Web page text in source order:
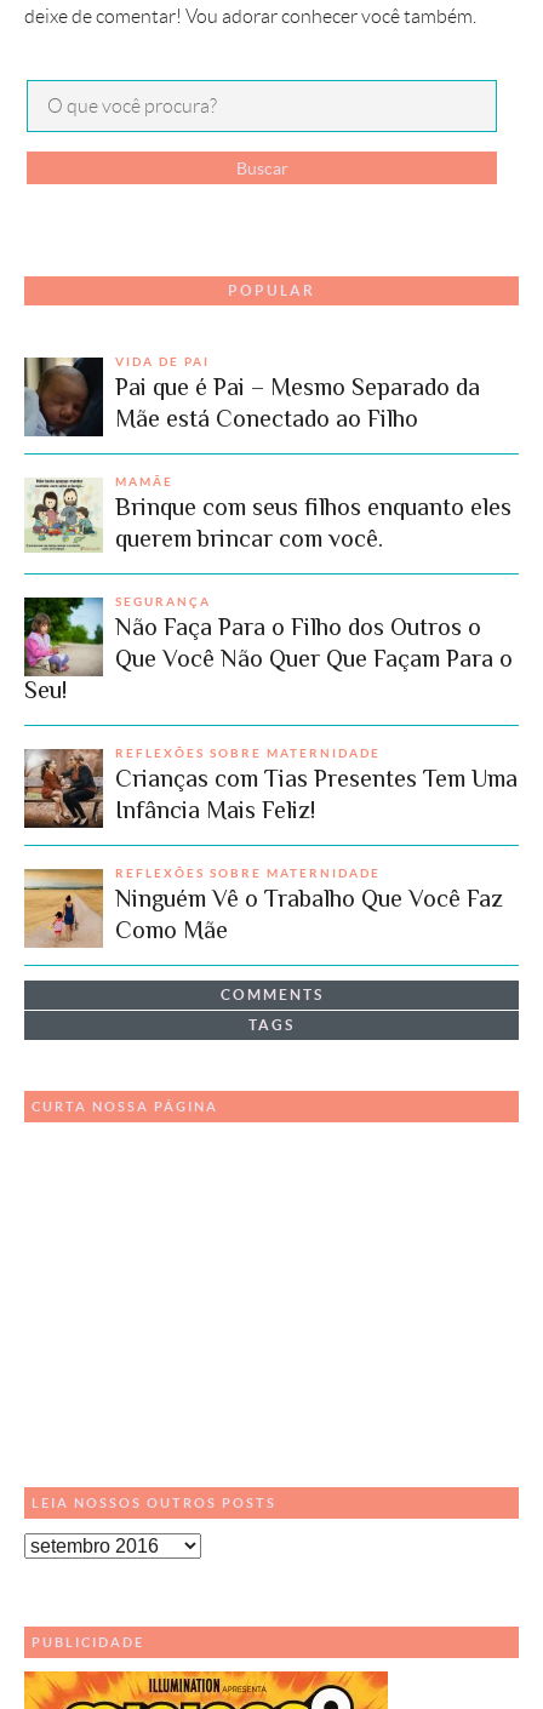
deixe de comentar! Vou adorar conhecer você também.
POPULAR
VIDA DE PAI
Pai que é Pai – Mesmo Separado da
Mãe está Conectado ao Filho
MAMÃE
Brinque com seus filhos enquanto eles
querem brincar com você.
SEGURANÇA
Não Faça Para o Filho dos Outros o
Que Você Não Quer Que Façam Para o
Seu!
REFLEXÕES SOBRE MATERNIDADE
Crianças com Tias Presentes Tem Uma
Infância Mais Feliz!
REFLEXÕES SOBRE MATERNIDADE
Ninguém Vê o Trabalho Que Você Faz
Como Mãe
COMMENTS
TAGS
CURTA NOSSA PÁGINA
LEIA NOSSOS OUTROS POSTS
Leia
Posts
PUBLICIDADE